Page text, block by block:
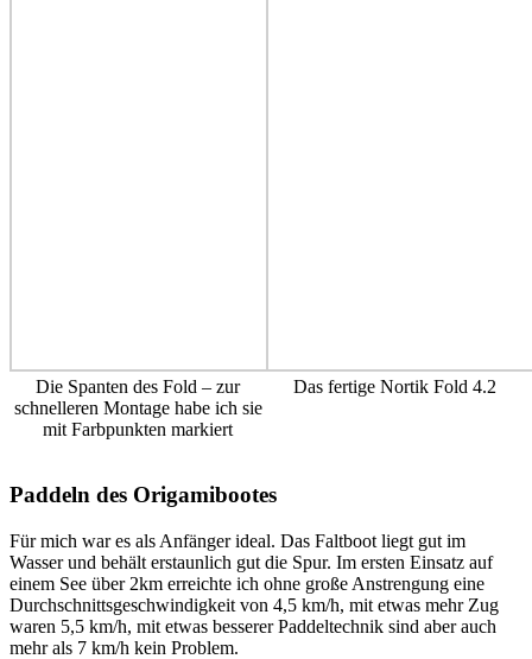
Die Spanten des Fold – zur
schnelleren Montage habe ich sie
mit Farbpunkten markiert
Das fertige Nortik Fold 4.2
Paddeln des Origamibootes
Für mich war es als Anfänger ideal. Das Faltboot liegt gut im
Wasser und behält erstaunlich gut die Spur. Im ersten Einsatz auf
einem See über 2km erreichte ich ohne große Anstrengung eine
Durchschnittsgeschwindigkeit von 4,5 km/h, mit etwas mehr Zug
waren 5,5 km/h, mit etwas besserer Paddeltechnik sind aber auch
mehr als 7 km/h kein Problem.